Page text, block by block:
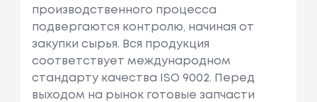
производственного процесса
подвергаются контролю, начиная от
закупки сырья. Вся продукция
соответствует международном
стандарту качества ISO 9002. Перед
выходом на рынок готовые запчасти